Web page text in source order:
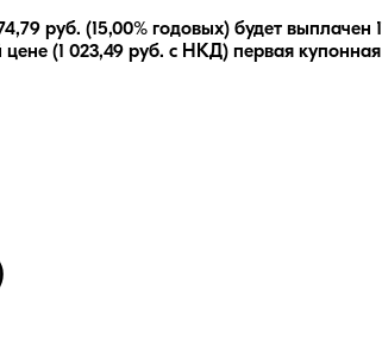
руб. (15,00% годовых) будет выплачен
цене (1 023,49 руб. с НКД) первая